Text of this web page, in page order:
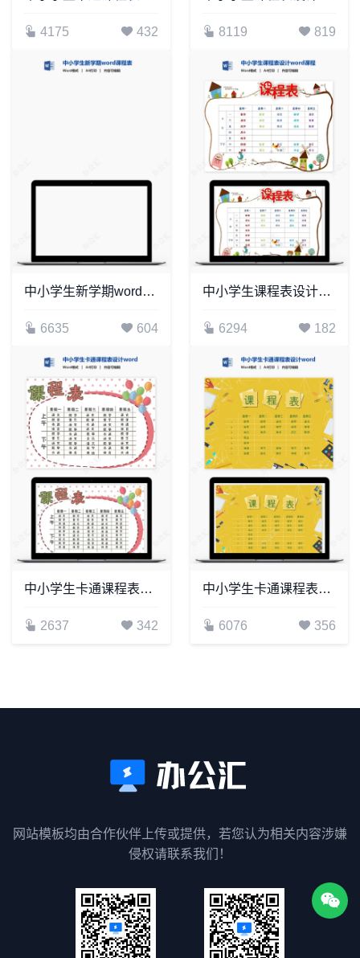
4175 432 8119 819
中小学生新学期word课程表(1)
6635 604
中小学生课程表设计word课程表(2)
6294 182
中小学生卡通课程表设计word课程表模板(7)
2637 342
中小学生卡通课程表设计word课程表模板(2)
6076 356
网站模板均由合作伙伴上传或提供，若您认为相关内容涉嫌
侵权请联系我们！